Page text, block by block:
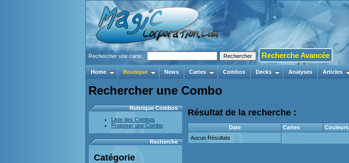
Rechercher une carte : Recherche Avancée
Home Boutique News Cartes Combos Decks Analyses Articles
Rechercher une Combo
Rubrique Combos
Liste des Combos
Proposer une Combo
Recherche
Catégorie
Résultat de la recherche :
Date Cartes Couleurs
Aucun Résultats